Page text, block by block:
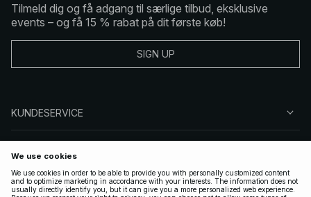
Tilmeld dig og få adgang til særlige tilbud, eksklusive
events – og få 15 % rabat på dit første køb!
SIGN UP
KUNDESERVICE
FØLG OS